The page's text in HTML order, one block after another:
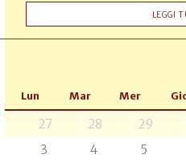
LEGGI
Lun Mar Mer
27 28 29
3
4 5